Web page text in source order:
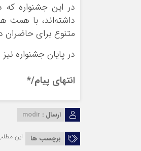
در این جشنواره
داشته‌اند، با همت
متنوع برای حاضران
در پایان جشنواره
انتهای پیام/*
ارسال : modir
برچسب ها این